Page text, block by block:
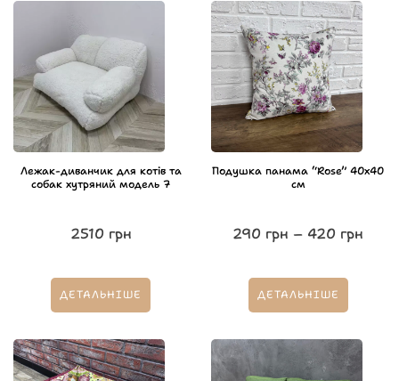
Лежак-диванчик для котів та
собак хутряний модель 7
2510 грн
ДЕТАЛЬНІШЕ
Подушка панама “Rose” 40х40
см
290 грн – 420 грн
ДЕТАЛЬНІШЕ